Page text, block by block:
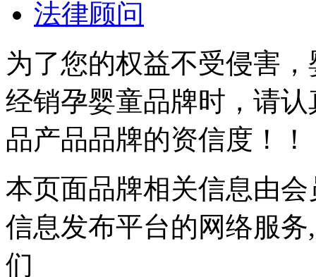
法律顾问
为了您的权益不受侵害
经销孕婴童品牌时，请
品产品品牌的资信度！！
本页面品牌相关信息由
信息发布平台的网络服
们